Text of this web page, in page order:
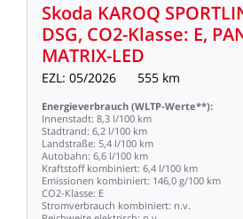
Skoda KAROQ
DSG, CO2-Klasse: E,
MATRIX-LED
EZL: 05/2026 555 km
Energieverbrauch (WLTP-Werte**):
Innenstadt: 8,3 l/100 km
Stadtrand: 6,2 l/100 km
Landstraße: 5,4 l/100 km
Autobahn: 6,6 l/100 km
Kraftstoff kombiniert: 6,4 l/100 km
Emissionen kombiniert: 146,0 g/100 km
CO2-Klasse: E
Stromverbrauch kombiniert: n.v.